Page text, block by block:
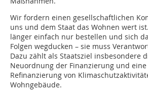
Wir fordern einen gesellschaftlichen
uns und dem Staat das Wohnen wert
länger einfach nur bestellen und sich
Folgen wegducken – sie muss
Dazu zählt als Staatsziel insbesondere
Neuordnung der Finanzierung und
Refinanzierung von
Wohngebäude.